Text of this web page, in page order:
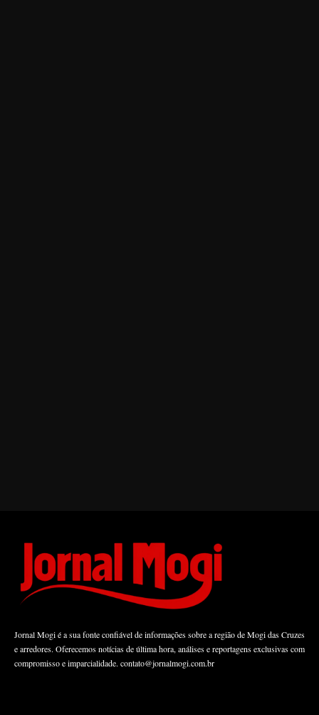
Jornal Mogi é a sua fonte confiável de informações sobre a região de Mogi das Cruzes
e arredores. Oferecemos notícias de última hora, análises e reportagens exclusivas com
compromisso e imparcialidade. contato@jornalmogi.com.br